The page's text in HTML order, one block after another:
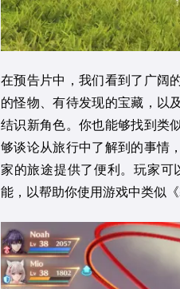
在预告片中，我们看到了广阔
的怪物、有待发现的宝藏，以
结识新角色。你也能够找到类
够谈论从旅行中了解到的事情
家的旅途提供了便利。玩家
能，以帮助你使用游戏中类似